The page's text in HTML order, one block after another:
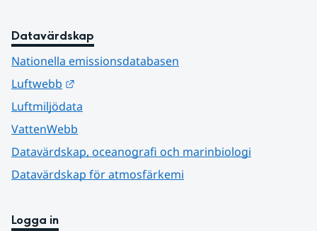
Datavärdskap
Nationella emissionsdatabasen
Luftwebb
Luftmiljödata
VattenWebb
Datavärdskap, oceanografi och marinbiologi
Datavärdskap för atmosfärkemi
Logga in